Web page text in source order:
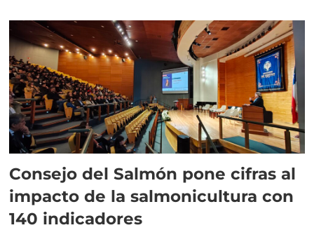
Consejo del Salmón pone cifras al
impacto de la salmonicultura con
140 indicadores